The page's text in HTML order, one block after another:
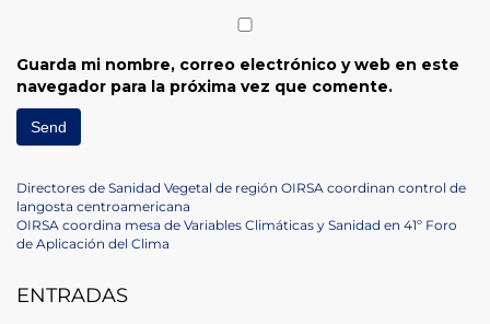
Guarda mi nombre, correo electrónico y web en este
navegador para la próxima vez que comente.
Navegación
de
Previous
Post
Directores de Sanidad Vegetal de región OIRSA coordinan control de
langosta centroamericana
Next
Post
OIRSA coordina mesa de Variables Climáticas y Sanidad en 41º Foro
de Aplicación del Clima
ENTRADAS